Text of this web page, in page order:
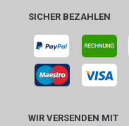
SICHER BEZAHLEN
WIR VERSENDEN MIT